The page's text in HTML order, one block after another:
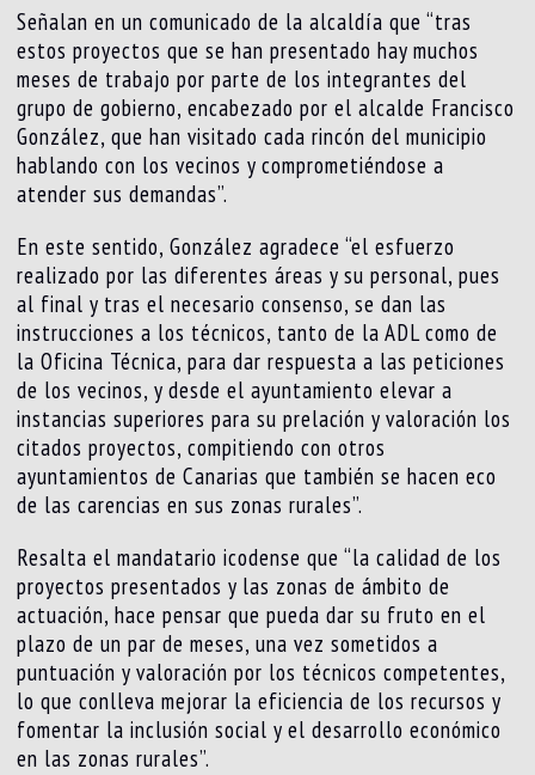
Señalan en un comunicado de la alcaldía que “tras
estos proyectos que se han presentado hay muchos
meses de trabajo por parte de los integrantes del
grupo de gobierno, encabezado por el alcalde Francisco
González, que han visitado cada rincón del municipio
hablando con los vecinos y comprometiéndose a
atender sus demandas”.
En este sentido, González agradece “el esfuerzo
realizado por las diferentes áreas y su personal, pues
al final y tras el necesario consenso, se dan las
instrucciones a los técnicos, tanto de la ADL como de
la Oficina Técnica, para dar respuesta a las peticiones
de los vecinos, y desde el ayuntamiento elevar a
instancias superiores para su prelación y valoración los
citados proyectos, compitiendo con otros
ayuntamientos de Canarias que también se hacen eco
de las carencias en sus zonas rurales”.
Resalta el mandatario icodense que “la calidad de los
proyectos presentados y las zonas de ámbito de
actuación, hace pensar que pueda dar su fruto en el
plazo de un par de meses, una vez sometidos a
puntuación y valoración por los técnicos competentes,
lo que conlleva mejorar la eficiencia de los recursos y
fomentar la inclusión social y el desarrollo económico
en las zonas rurales”.